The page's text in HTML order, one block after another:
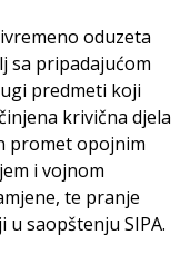
oduzeta
sa pripadajućom
predmeti koji
krivična djela
promet opojnim
i vojnom
te pranje
saopštenju SIPA.